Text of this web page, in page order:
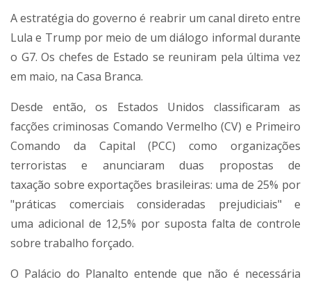
A estratégia do governo é reabrir um canal direto entre
Lula e Trump por meio de um diálogo informal durante
o G7. Os chefes de Estado se reuniram pela última vez
em maio, na Casa Branca.
Desde então, os Estados Unidos classificaram as
facções criminosas Comando Vermelho (CV) e Primeiro
Comando da Capital (PCC) como organizações
terroristas e anunciaram duas propostas de
taxação sobre exportações brasileiras: uma de 25% por
"práticas comerciais consideradas prejudiciais" e
uma adicional de 12,5% por suposta falta de controle
sobre trabalho forçado.
O Palácio do Planalto entende que não é necessária